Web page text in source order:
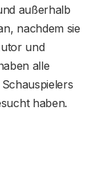
außerhalb
nachdem sie
und
alle
haben.